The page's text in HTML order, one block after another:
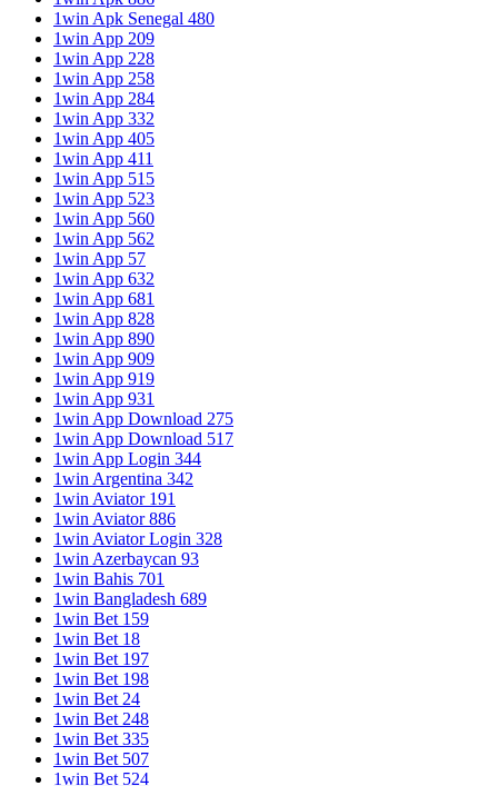
1win Apk Senegal 480
1win App 209
1win App 228
1win App 258
1win App 284
1win App 332
1win App 405
1win App 411
1win App 515
1win App 523
1win App 560
1win App 562
1win App 57
1win App 632
1win App 681
1win App 828
1win App 890
1win App 909
1win App 919
1win App 931
1win App Download 275
1win App Download 517
1win App Login 344
1win Argentina 342
1win Aviator 191
1win Aviator 886
1win Aviator Login 328
1win Azerbaycan 93
1win Bahis 701
1win Bangladesh 689
1win Bet 159
1win Bet 18
1win Bet 197
1win Bet 198
1win Bet 24
1win Bet 248
1win Bet 335
1win Bet 507
1win Bet 524